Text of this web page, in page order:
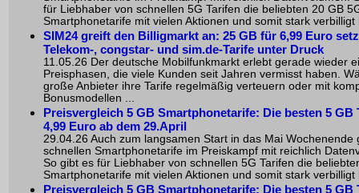
für Liebhaber von schnellen 5G Tarifen die beliebten 20 GB
Smartphonetarife mit vielen Aktionen und somit stark verbilligt
SIM24 greift den Billigmarkt an: 25 GB für 6,99 Euro
Telekom-, congstar- und sim.de-Tarife unter Druck
11.05.26 Der deutsche Mobilfunkmarkt erlebt gerade wieder
Preisphasen, die viele Kunden seit Jahren vermisst haben.
große Anbieter ihre Tarife regelmäßig verteuern oder mit
Bonusmodellen ...
Preisvergleich 5 GB Smartphonetarife: Die besten 5 GB
4,99 Euro ab dem 29.April
29.04.26 Auch zum langsamen Start in das Mai Wochenende
schnellen Smartphonetarife im Preiskampf mit reichlich
So gibt es für Liebhaber von schnellen 5G Tarifen die
Smartphonetarife mit vielen Aktionen und somit stark verbilligt
Preisvergleich 5 GB Smartphonetarife: Die besten 5 GB